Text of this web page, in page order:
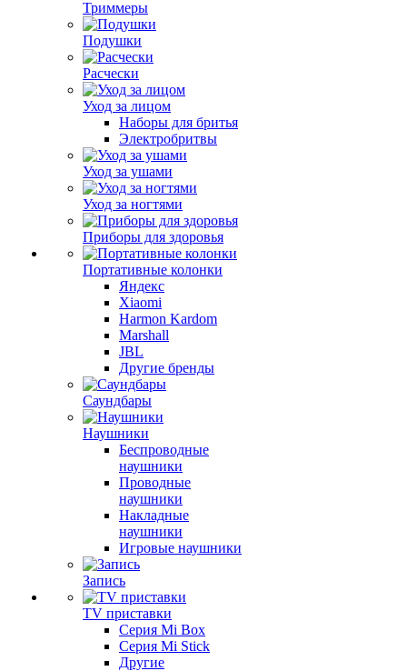
Триммеры
Подушки
Расчески
Уход за лицом
Наборы для бритья
Электробритвы
Уход за ушами
Уход за ногтями
Приборы для здоровья
Портативные колонки
Яндекс
Xiaomi
Harmon Kardom
Marshall
JBL
Другие бренды
Саундбары
Наушники
Беспроводные
наушники
Проводные
наушники
Накладные
наушники
Игровые наушники
Запись
TV приставки
Серия Mi Box
Серия Mi Stick
Другие